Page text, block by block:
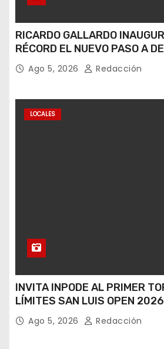
RICARDO GALLARDO
RÉCORD EL NUEVO PASO A
CIRCUITO POTOSÍ
Ago 5, 2026 Redacción
LOCALES
INVITA INPODE AL PRIMER
LÍMITES SAN LUIS OPEN 2026
Ago 5, 2026 Redacción